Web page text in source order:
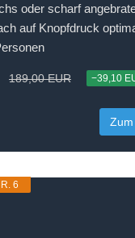
oder scharf
auf Knopfdruck
189,00 EUR −39,10
Zum
6